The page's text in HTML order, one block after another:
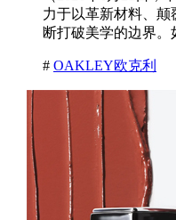
力于以革新材料、
断打破美学的边界。
# OAKLEY欧克利